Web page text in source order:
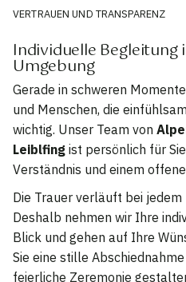
VERTRAUEN UND TRANSPARENZ
Individuelle Begleitung
Umgebung
Gerade in schweren
und Menschen, die
wichtig. Unser Team von
Leiblfing ist persönlich für
Verständnis und einem
Die Trauer verläuft bei
Deshalb nehmen wir Ihre
Blick und gehen auf Ihre
Sie eine stille
feierliche Zeremonie